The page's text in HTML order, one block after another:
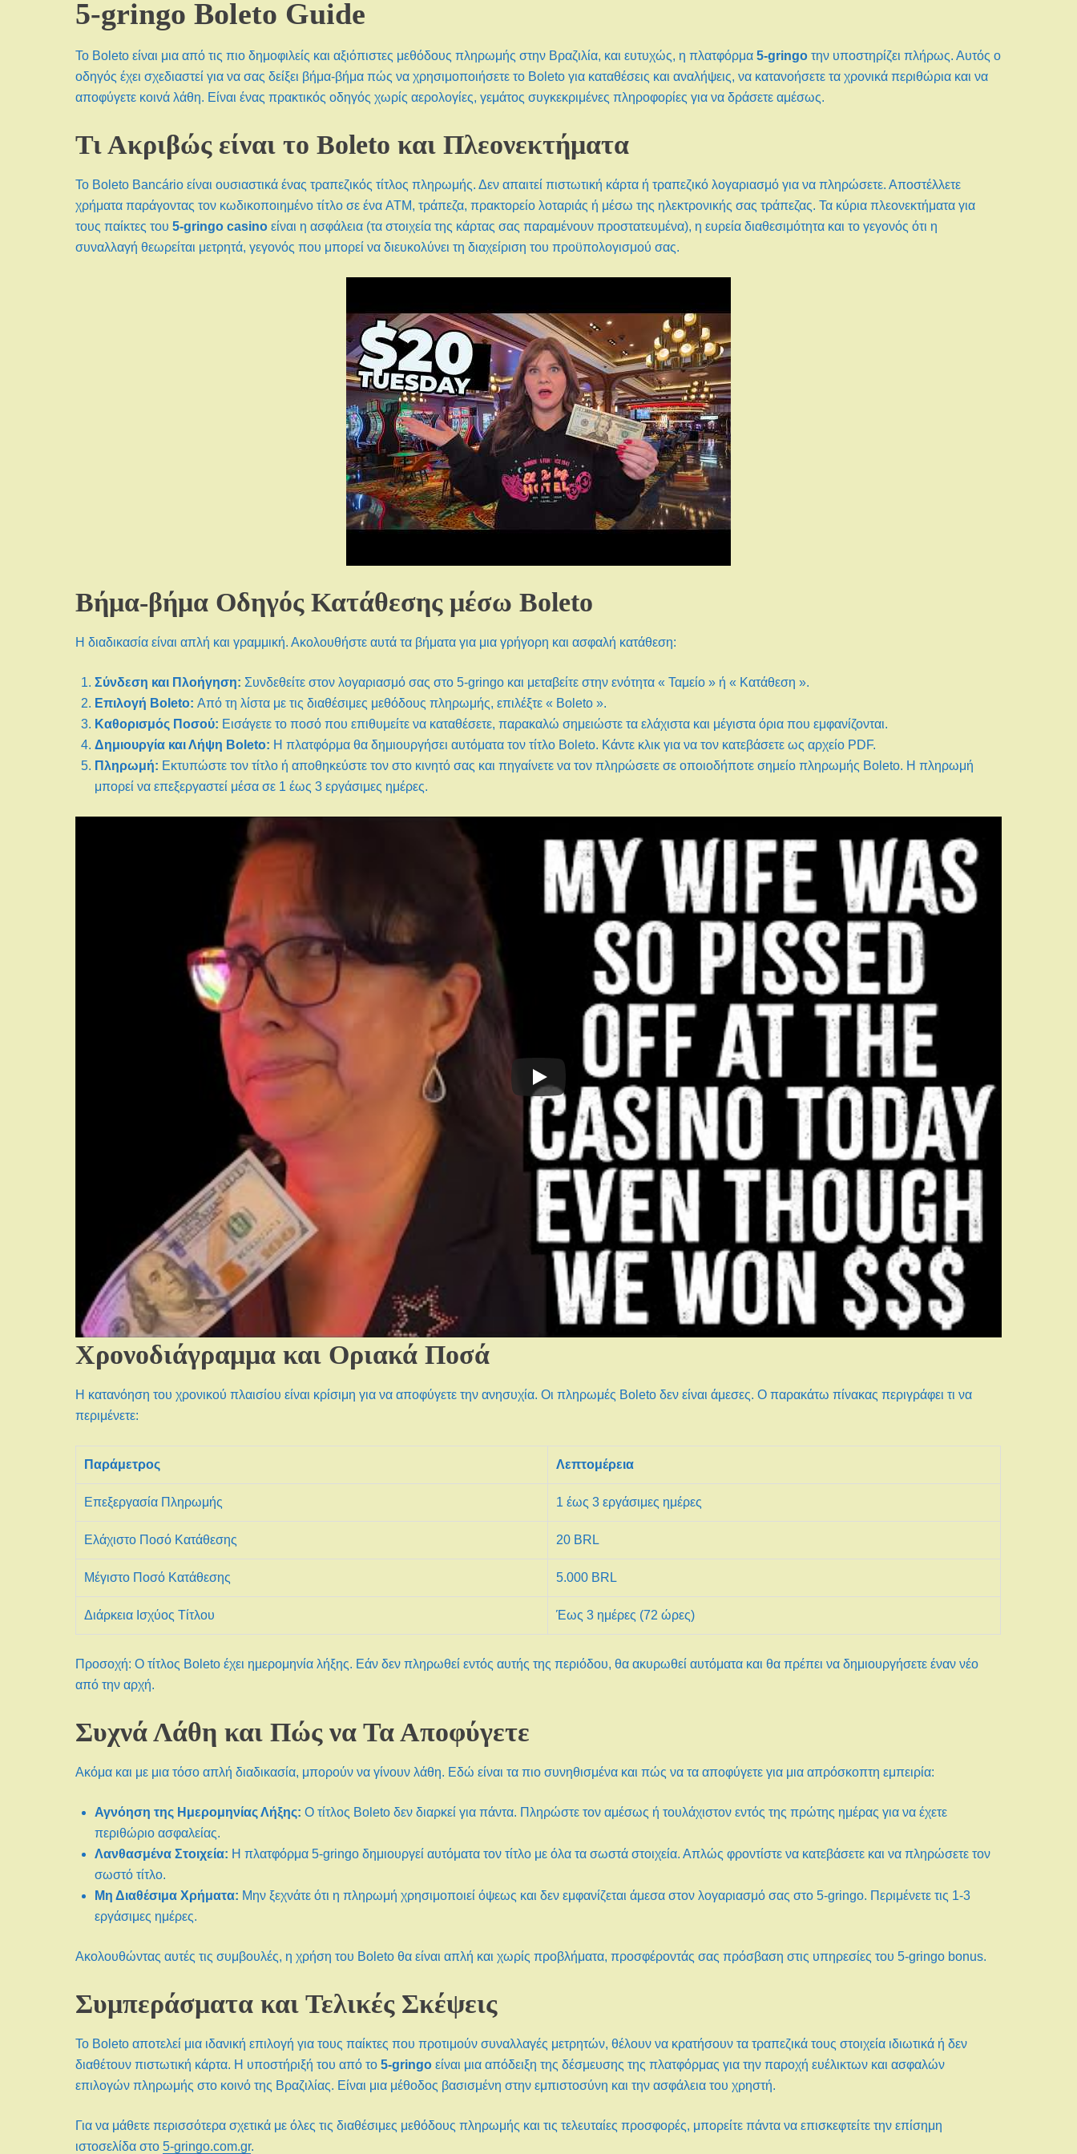
5-gringo Boleto Guide
Το Boleto είναι μια από τις πιο δημοφιλείς και αξιόπιστες μεθόδους πληρωμής στην Βραζιλία, και ευτυχώς, η πλατφόρμα5-gringo την υποστηρίζει πλήρως. Αυτός ο
οδηγός έχει σχεδιαστεί για να σας δείξει βήμα-βήμα πώς να χρησιμοποιήσετε το Boleto για καταθέσεις και αναλήψεις, να κατανοήσετε τα χρονικά περιθώρια και να
αποφύγετε κοινά λάθη. Είναι ένας πρακτικός οδηγός χωρίς αερολογίες, γεμάτος συγκεκριμένες πληροφορίες για να δράσετε αμέσως.
Τι Ακριβώς είναι το Boleto και Πλεονεκτήματα
Το Boleto Bancário είναι ουσιαστικά ένας τραπεζικός τίτλος πληρωμής. Δεν απαιτεί πιστωτική κάρτα ή τραπεζικό λογαριασμό για να πληρώσετε. Αποστέλλετε
χρήματα παράγοντας τον κωδικοποιημένο τίτλο σε ένα ATM, τράπεζα, πρακτορείο λοταριάς ή μέσω της ηλεκτρονικής σας τράπεζας. Τα κύρια πλεονεκτήματα για
τους παίκτες του5-gringo casino είναι η ασφάλεια (τα στοιχεία της κάρτας σας παραμένουν προστατευμένα), η ευρεία διαθεσιμότητα και το γεγονός ότι η
συναλλαγή θεωρείται μετρητά, γεγονός που μπορεί να διευκολύνει τη διαχείριση του προϋπολογισμού σας.
Βήμα-βήμα Οδηγός Κατάθεσης μέσω Boleto
Η διαδικασία είναι απλή και γραμμική. Ακολουθήστε αυτά τα βήματα για μια γρήγορη και ασφαλή κατάθεση:
Σύνδεση και Πλοήγηση: Συνδεθείτε στον λογαριασμό σας στο 5-gringo και μεταβείτε στην ενότητα « Ταμείο » ή « Κατάθεση ».
Επιλογή Boleto: Από τη λίστα με τις διαθέσιμες μεθόδους πληρωμής, επιλέξτε « Boleto ».
Καθορισμός Ποσού: Εισάγετε το ποσό που επιθυμείτε να καταθέσετε, παρακαλώ σημειώστε τα ελάχιστα και μέγιστα όρια που εμφανίζονται.
Δημιουργία και Λήψη Boleto: Η πλατφόρμα θα δημιουργήσει αυτόματα τον τίτλο Boleto. Κάντε κλικ για να τον κατεβάσετε ως αρχείο PDF.
Πληρωμή: Εκτυπώστε τον τίτλο ή αποθηκεύστε τον στο κινητό σας και πηγαίνετε να τον πληρώσετε σε οποιοδήποτε σημείο πληρωμής Boleto. Η πληρωμή
μπορεί να επεξεργαστεί μέσα σε 1 έως 3 εργάσιμες ημέρες.
Χρονοδιάγραμμα και Οριακά Ποσά
Η κατανόηση του χρονικού πλαισίου είναι κρίσιμη για να αποφύγετε την ανησυχία. Οι πληρωμές Boleto δεν είναι άμεσες. Ο παρακάτω πίνακας περιγράφει τι να
περιμένετε:
Παράμετρος Λεπτομέρεια
Επεξεργασία Πληρωμής 1 έως 3 εργάσιμες ημέρες
Ελάχιστο Ποσό Κατάθεσης 20 BRL
Μέγιστο Ποσό Κατάθεσης 5.000 BRL
Διάρκεια Ισχύος Τίτλου Έως 3 ημέρες (72 ώρες)
Προσοχή: Ο τίτλος Boleto έχει ημερομηνία λήξης. Εάν δεν πληρωθεί εντός αυτής της περιόδου, θα ακυρωθεί αυτόματα και θα πρέπει να δημιουργήσετε έναν νέο
από την αρχή.
Συχνά Λάθη και Πώς να Τα Αποφύγετε
Ακόμα και με μια τόσο απλή διαδικασία, μπορούν να γίνουν λάθη. Εδώ είναι τα πιο συνηθισμένα και πώς να τα αποφύγετε για μια απρόσκοπτη εμπειρία:
Αγνόηση της Ημερομηνίας Λήξης: Ο τίτλος Boleto δεν διαρκεί για πάντα. Πληρώστε τον αμέσως ή τουλάχιστον εντός της πρώτης ημέρας για να έχετε
περιθώριο ασφαλείας.
Λανθασμένα Στοιχεία: Η πλατφόρμα 5-gringo δημιουργεί αυτόματα τον τίτλο με όλα τα σωστά στοιχεία. Απλώς φροντίστε να κατεβάσετε και να πληρώσετε τον
σωστό τίτλο.
Μη Διαθέσιμα Χρήματα: Μην ξεχνάτε ότι η πληρωμή χρησιμοποιεί όψεως και δεν εμφανίζεται άμεσα στον λογαριασμό σας στο 5-gringo. Περιμένετε τις 1-3
εργάσιμες ημέρες.
Ακολουθώντας αυτές τις συμβουλές, η χρήση του Boleto θα είναι απλή και χωρίς προβλήματα, προσφέροντάς σας πρόσβαση στις υπηρεσίες του 5-gringo bonus.
Συμπεράσματα και Τελικές Σκέψεις
Το Boleto αποτελεί μια ιδανική επιλογή για τους παίκτες που προτιμούν συναλλαγές μετρητών, θέλουν να κρατήσουν τα τραπεζικά τους στοιχεία ιδιωτικά ή δεν
διαθέτουν πιστωτική κάρτα. Η υποστήριξή του από το5-gringo είναι μια απόδειξη της δέσμευσης της πλατφόρμας για την παροχή ευέλικτων και ασφαλών
επιλογών πληρωμής στο κοινό της Βραζιλίας. Είναι μια μέθοδος βασισμένη στην εμπιστοσύνη και την ασφάλεια του χρηστή.
Για να μάθετε περισσότερα σχετικά με όλες τις διαθέσιμες μεθόδους πληρωμής και τις τελευταίες προσφορές, μπορείτε πάντα να επισκεφτείτε την επίσημη
ιστοσελίδα στο5-gringo.com.gr.